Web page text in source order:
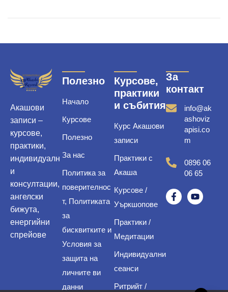
o
Акашови
записи –
курсове,
практики,
индивидуалн
и
консултации,
ангелски
бижута,
енергийни
спрейове
Полезно
Начало
Курсове
Полезно
За нас
Политика за
поверителнос
т, Политиката
за
бисквитките и
Условия за
защита на
личните ви
данни
Курсове,
практики
и събития
Курс Акашови
записи
Практики с
Акаша
Курсове /
Уъркшопове
Практики /
Медитации
Индивидуални
сеанси
Ритрийт /
За
контакт
info@ak
ashoviz
apisi.co
m
0896 06
06 65